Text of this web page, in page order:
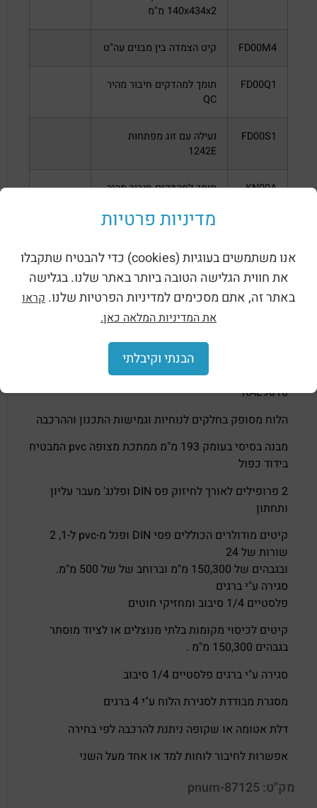
מדיניות פרטיות
אנו משתמשים בעוגיות (cookies) כדי להבטיח שתקבלו
את חווית הגלישה הטובה ביותר באתר שלנו. בגלישה
באתר זה, אתם מסכימים למדיניות הפרטיות שלנו. קראו
את המדיניות המלאה כאן.
הבנתי וקיבלתי
140x434x2 מ"מ
FD00M4 קיט הצמדה בין מבנים עה"ט
FD00Q1
תומך למהדקים חיבור מהיר
QC
FD00S1
נעילה עם זוג מפתחות
1242E
KN00A
תומך למהדקים חיבור מהיר
FDOOP5 סט תריס איוורור מהצד
לוח new vega הינו לוח פנלים מודולרי, מאושר לבתי
לחלוקה עם ציוד מודולרי
עד 168 (7×24) ועד 160A , בידוד כפול, צבע לבן
RAL9010
הלוח מסופק בחלקים לנוחיות וגמישות התכנון וההרכבה
מבנה בסיסי בעומק 193 מ"מ ממתכת מצופה pvc המבטיח
בידוד כפול
2 פרופילים לאורך לחיזוק פס DIN ופלנג' מעבר עליון
ותחתון
קיטים מודולרים הכוללים פסי DIN ופנל מ-pvc ל-1, 2
שורות של 24
ובגבהים של 150,300 מ"מ וברוחב של של 500 מ"מ.
סגירה ע"י ברגים
פלסטיים 1/4 סיבוב ומחזיקי חוטים
קיטים לכיסוי מקומות בלתי מנוצלים או לציוד מוסתר
בגבהים 150,300 מ"מ .
סגירה ע"י ברגים פלסטיים 1/4 סיבוב
מסגרת מבודדת לסגירת הלוח ע"י 4 ברגים
דלת אטומה או שקופה ניתנת להרכבה לפי בחירה
אפשרות לחיבור לוחות למד או אחד מעל השני
מק"ט: pnum-87125